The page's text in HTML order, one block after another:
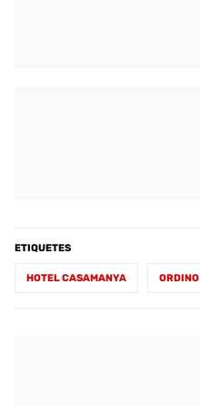
ETIQUETES
HOTEL CASAMANYA ORDINO